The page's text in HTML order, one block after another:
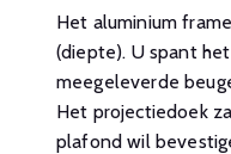
Het aluminium
(diepte). U spant
meegeleverde
Het projectiedoek
plafond wil